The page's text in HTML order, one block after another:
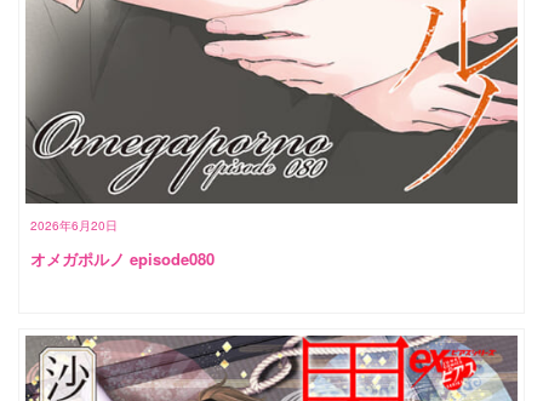
2026年6月20日
オメガポルノ episode080